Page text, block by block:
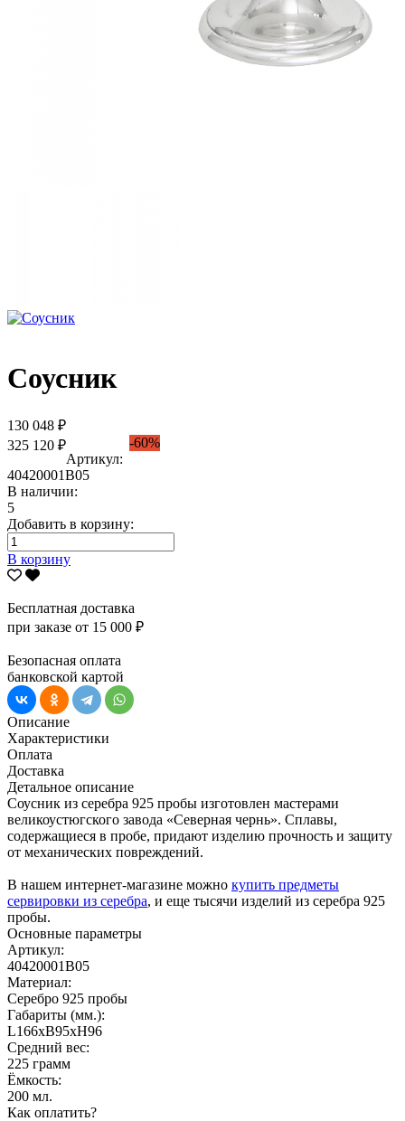
Соусник
130 048 ₽
325 120 ₽
-60%
Артикул:
40420001В05
В наличии:
5
Добавить в корзину:
В корзину
Бесплатная доставка
при заказе от 15 000 ₽
Безопасная оплата
банковской картой
Описание
Характеристики
Оплата
Доставка
Детальное описание
Соусник из серебра 925 пробы изготовлен мастерами
великоустюгского завода «Северная чернь». Сплавы,
содержащиеся в пробе, придают изделию прочность и защиту
от механических повреждений.
В нашем интернет-магазине можно купить предметы
сервировки из серебра, и еще тысячи изделий из серебра 925
пробы.
Основные параметры
Артикул:
40420001В05
Материал:
Серебро 925 пробы
Габариты (мм.):
L166хB95хH96
Средний вес:
225 грамм
Ёмкость:
200 мл.
Как оплатить?